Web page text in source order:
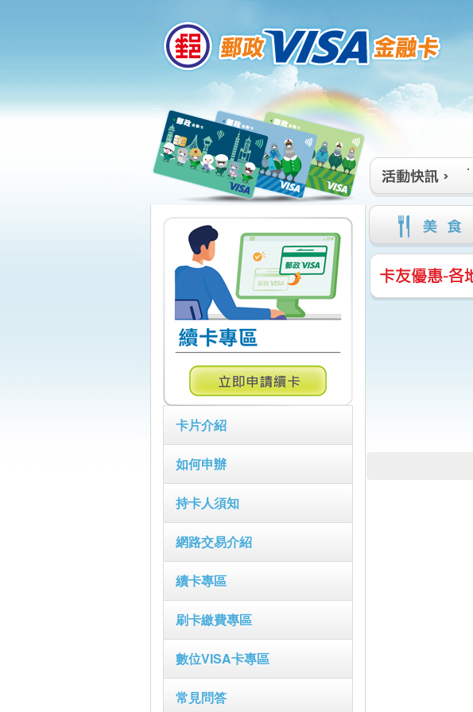
:::
卡片介紹
如何申辦
持卡人須知
網路交易介紹
續卡專區
刷卡繳費專區
數位VISA卡專區
常見問答
:::